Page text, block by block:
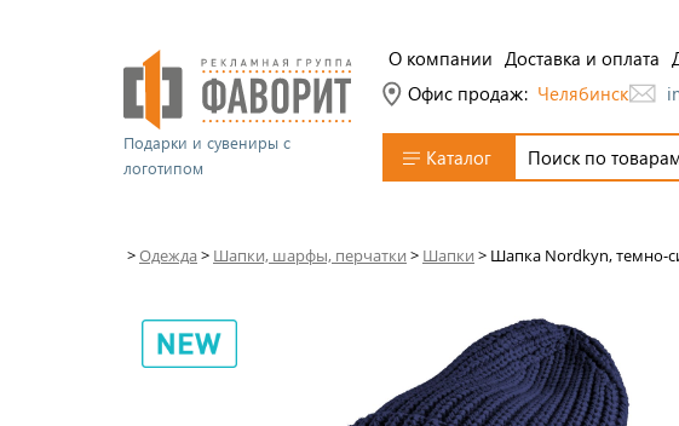
Подарки и сувениры с
логотипом
О компании Доставка и оплата
Офис продаж: Челябинск
Каталог
>Одежда> Шапки, шарфы, перчатки > Шапки > Шапка Nordkyn, темно-